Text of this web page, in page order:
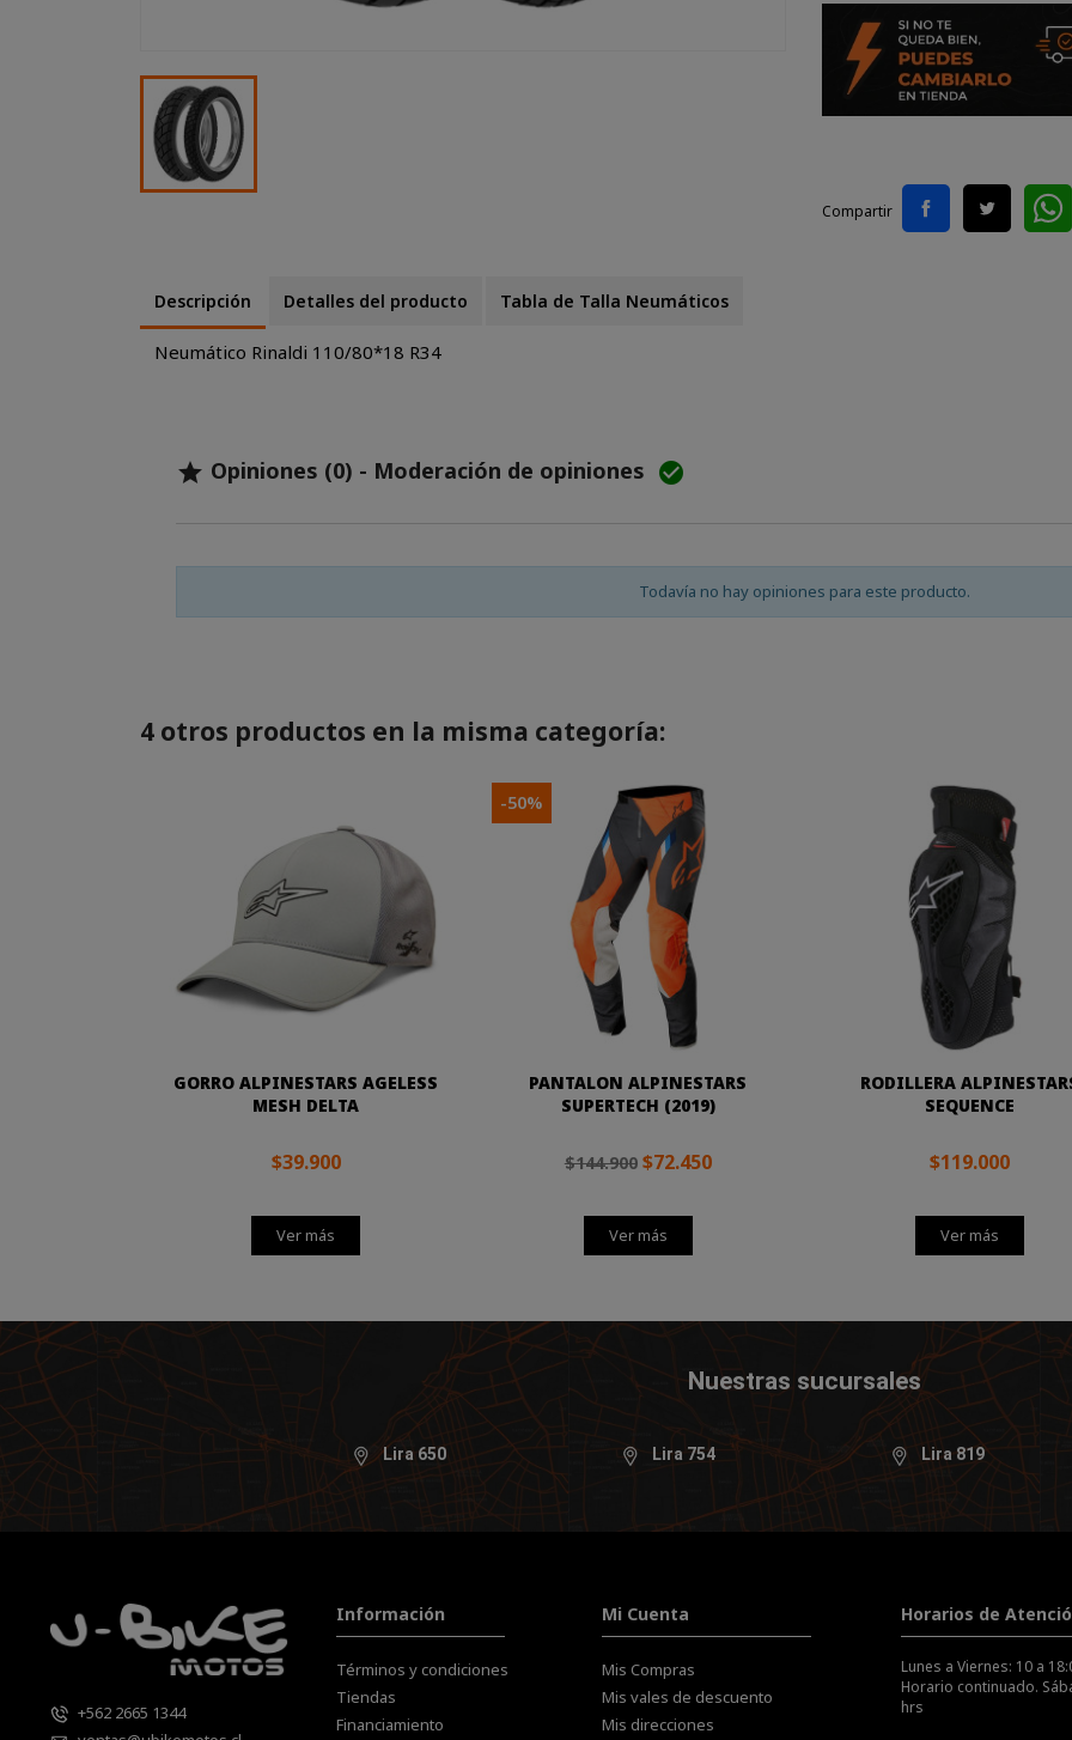
Compartir
Descripción Detalles del producto Tabla de Talla Neumáticos
Neumático Rinaldi 110/80*18 R34
 Opiniones (0) - Moderación de opiniones 
Todavía no hay opiniones para este producto.
4 otros productos en la misma categoría:
GORRO ALPINESTARS AGELESS
MESH DELTA
$39.900
Ver más
PANTALON ALPINESTARS
SUPERTECH (2019)
$144.900 $72.450
Ver más
-50%
RODILLERA
SEQUENCE
$119.000
Ver más
Nuestras sucursales
Lira 650 Lira 754 Lira 819
+562 2665 1344
Información
Términos y condiciones
Tiendas
Financiamiento
Mi Cuenta
Mis Compras
Mis vales de descuento
Mis direcciones
Horarios de
Lunes a Viernes: 10 a
Horario continuado.
hrs